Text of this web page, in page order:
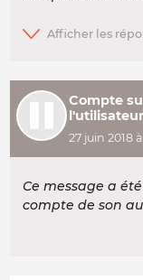
Compte
l'utilisateur
27 juin 2018 à
Ce message a
compte de son